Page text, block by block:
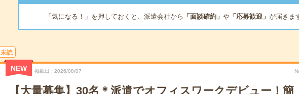
「気になる！」を押しておくと、派遣会社から 「面談確約」 や「応募歓迎」 が届きま
未読
NEW 掲載日 2026/08/07
【大量募集】30名＊派遣でオフィスワークデビュー！簡